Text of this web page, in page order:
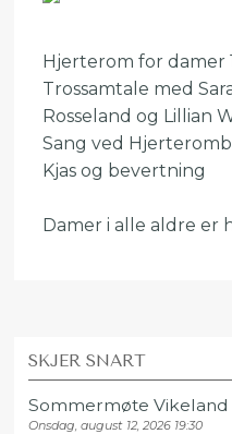
Hjerterom for damer
Trossamtale med
Rosseland og Lillian
Sang ved
Kjas og bevertning
Damer i alle aldre er
SKJER SNART
Sommermøte
Onsdag, august 12, 2026 19:30